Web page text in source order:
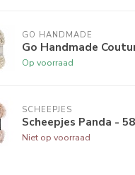
GO HANDMADE
Go Handmade
Op voorraad
SCHEEPJES
Scheepjes Panda -
Niet op voorraad